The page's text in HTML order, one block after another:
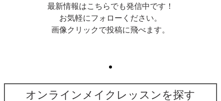
最新情報はこちらでも発信中です！
お気軽にフォローください。
画像クリックで投稿に飛べます。
オンラインメイクレッスンを探す